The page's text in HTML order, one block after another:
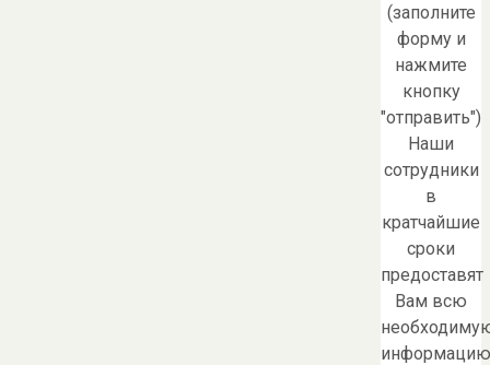
(заполните
форму и
нажмите
кнопку
"отправить")
Наши
сотрудники
в
кратчайшие
сроки
предоставят
Вам всю